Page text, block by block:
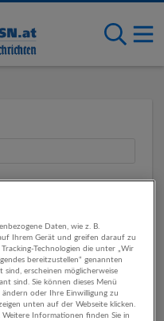
Daten, wie z. B.
Ihrem Gerät und greifen darauf zu
Technologien die unter „Wir
bereitzustellen“ genannten
erscheinen möglicherweise
sind. Sie können dieses Menü
oder Ihre Einwilligung zu
unten auf der Webseite klicken.
Weitere Informationen finden Sie in